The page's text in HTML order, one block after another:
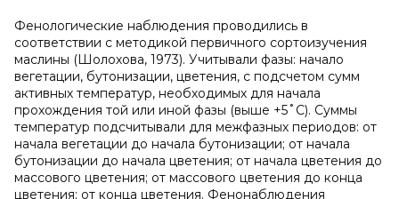
Фенологические наблюдения проводились в
соответствии с методикой первичного сортоизучения
маслины (Шолохова, 1973). Учитывали фазы: начало
вегетации, бутонизации, цветения, с подсчетом сумм
активных температур, необходимых для начала
прохождения той или иной фазы (выше +5˚ С). Суммы
температур подсчитывали для межфазных периодов: от
начала вегетации до начала бутонизации; от начала
бутонизации до начала цветения; от начала цветения до
массового цветения; от массового цветения до конца
цветения; от конца цветения. Фенонаблюдения